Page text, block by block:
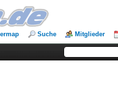
Suche Mitglieder